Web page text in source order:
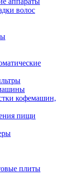
волос
кофемашин,
пищи
плиты